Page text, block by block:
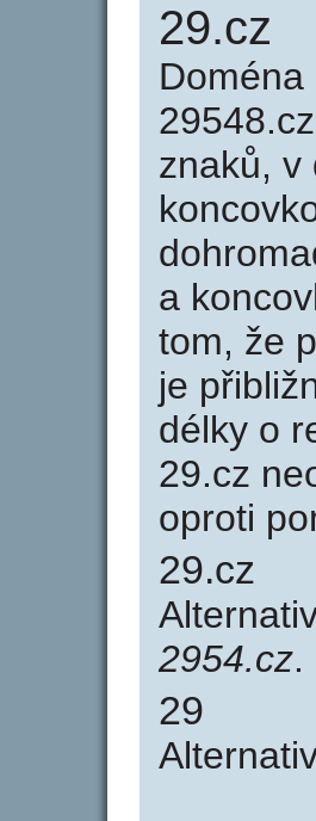
29.cz
znaků, v
a
tom, že
je
délky o
29.cz
oproti
29.cz
2954.cz.
29